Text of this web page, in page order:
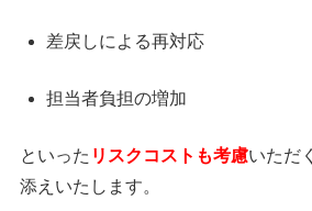
差戻しによる再対応
担当者負担の増加
といった リスクコストも考慮いただ
添えいたします。